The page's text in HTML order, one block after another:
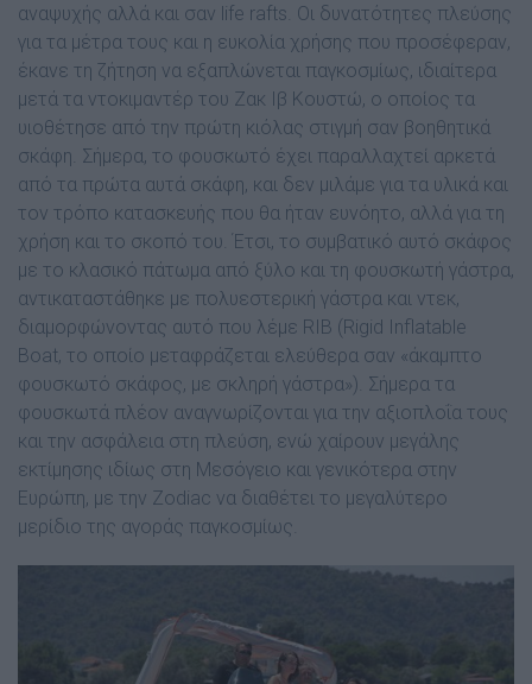
αναψυχής αλλά και σαν life rafts. Οι δυνατότητες πλεύσης
για τα µέτρα τους και η ευκολία χρήσης που προσέφεραν,
έκανε τη ζήτηση να εξαπλώνεται παγκοσµίως, ιδιαίτερα
µετά τα ντοκιµαντέρ του Ζακ Ιβ Κουστώ, ο οποίος τα
υιοθέτησε από την πρώτη κιόλας στιγµή σαν βοηθητικά
σκάφη. Σήµερα, το φουσκωτό έχει παραλλαχτεί αρκετά
από τα πρώτα αυτά σκάφη, και δεν µιλάµε για τα υλικά και
τον τρόπο κατασκευής που θα ήταν ευνόητο, αλλά για τη
χρήση και το σκοπό του. Έτσι, το συµβατικό αυτό σκάφος
µε το κλασικό πάτωµα από ξύλο και τη φουσκωτή γάστρα,
αντικαταστάθηκε µε πολυεστερική γάστρα και ντεκ,
διαµορφώνοντας αυτό που λέµε RIB (Rigid Inflatable
Boat, το οποίο µεταφράζεται ελεύθερα σαν «άκαµπτο
φουσκωτό σκάφος, µε σκληρή γάστρα»). Σήµερα τα
φουσκωτά πλέον αναγνωρίζονται για την αξιοπλοΐα τους
και την ασφάλεια στη πλεύση, ενώ χαίρουν µεγάλης
εκτίµησης ιδίως στη Μεσόγειο και γενικότερα στην
Ευρώπη, µε την Zodiac να διαθέτει το µεγαλύτερο
µερίδιο της αγοράς παγκοσµίως.